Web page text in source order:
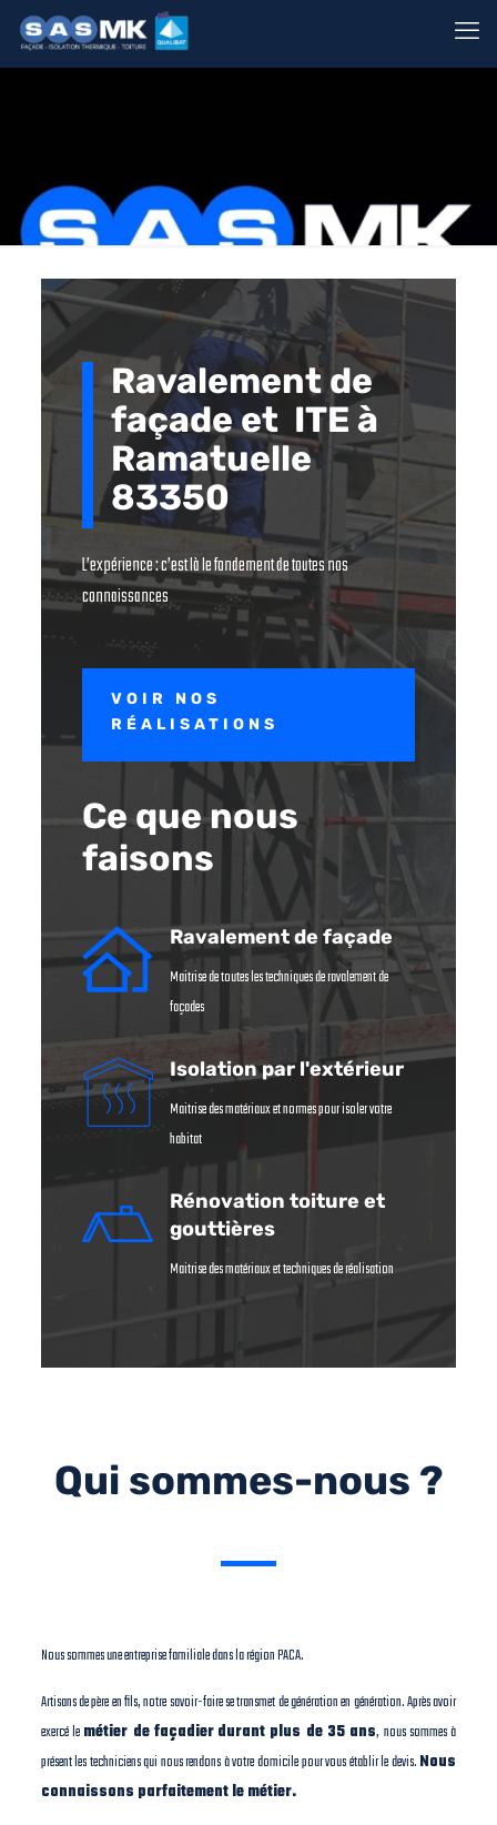
Ravalement de
façade et ITE à
Ramatuelle
83350
L’expérience : c’est là le fondement de toutes nos
connaissances
VOIR NOS
RÉALISATIONS
Ce que nous
faisons
Ravalement de façade
Maitrise de toutes les techniques de ravalement de
façades
Isolation par l'extérieur
Maitrise des matériaux et normes pour isoler votre
habitat
Rénovation toiture et
gouttières
Maitrise des matériaux et techniques de réalisation
Qui sommes-nous ?
Nous sommes une entreprise familiale dans la région PACA.
Artisans de père en fils, notre savoir-faire se transmet de génération en génération. Après avoir
exercé lemétier de façadierdurant plus de 35 ans, nous sommes à
présent les techniciens qui nous rendons à votre domicile pour vous établir le devis.Nous
connaissons parfaitement le métier.